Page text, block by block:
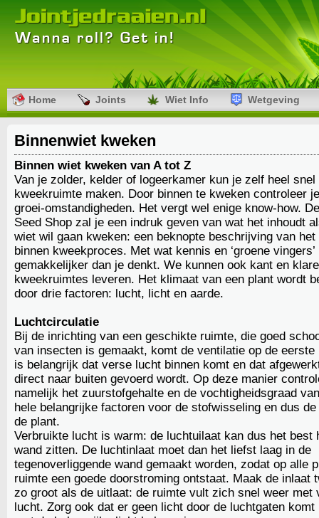
Home Joints Wiet Info Wetgeving
Binnenwiet kweken
Binnen wiet kweken van A tot Z
Van je zolder, kelder of logeerkamer kun je zelf heel snel
kweekruimte maken. Door binnen te kweken controleer
groei-omstandigheden. Het vergt wel enige know-how.
Seed Shop zal je een indruk geven van wat het inhoudt
wiet wil gaan kweken: een beknopte beschrijving van het
binnen kweekproces. Met wat kennis en ‘groene
gemakkelijker dan je denkt. We kunnen ook kant en
kweekruimtes leveren. Het klimaat van een plant wordt
door drie factoren: lucht, licht en aarde.
Luchtcirculatie
Bij de inrichting van een geschikte ruimte, die goed
van insecten is gemaakt, komt de ventilatie op de eerste
is belangrijk dat verse lucht binnen komt en dat
direct naar buiten gevoerd wordt. Op deze manier
namelijk het zuurstofgehalte en de vochtigheidsgraad
hele belangrijke factoren voor de stofwisseling en dus
de plant.
Verbruikte lucht is warm: de luchtuilaat kan dus het best
wand zitten. De luchtinlaat moet dan het liefst laag in de
tegenoverliggende wand gemaakt worden, zodat op alle
ruimte een goede doorstroming ontstaat. Maak de inlaat
zo groot als de uitlaat: de ruimte vult zich snel weer met
lucht. Zorg ook dat er geen licht door de luchtgaten komt